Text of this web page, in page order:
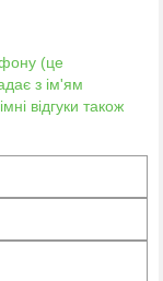
(це
з ім'ям
відгуки також